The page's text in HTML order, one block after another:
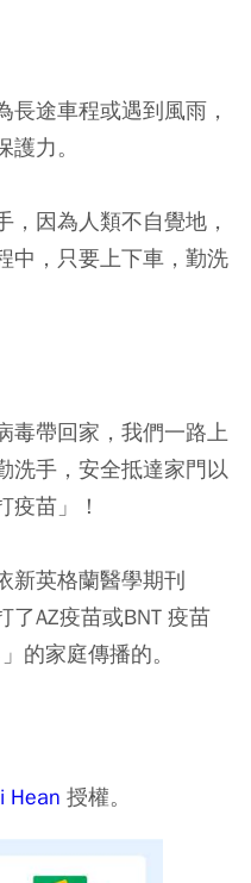
途車程或遇到風雨，
力。
，因為人類不自覺地，
中，只要上下車，勤洗
毒帶回家，我們一路上
洗手，安全抵達家門以
疫苗」！
新英格蘭醫學期刊
了AZ疫苗或BNT 疫苗
的家庭傳播的。
Hean 授權。